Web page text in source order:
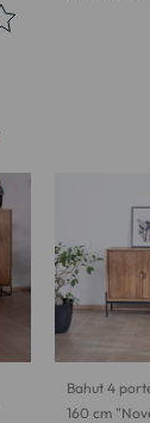
Bahut 4
160 cm